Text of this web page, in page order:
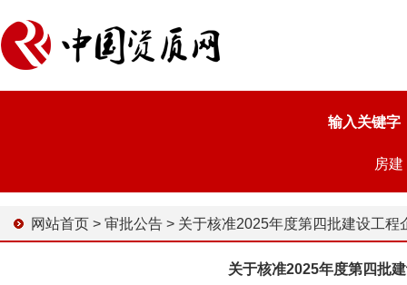
输入关键字
房建
网站首页 > 审批公告 > 关于核准2025年度第四批建设工程企业资质名单
关于核准2025年度第四批